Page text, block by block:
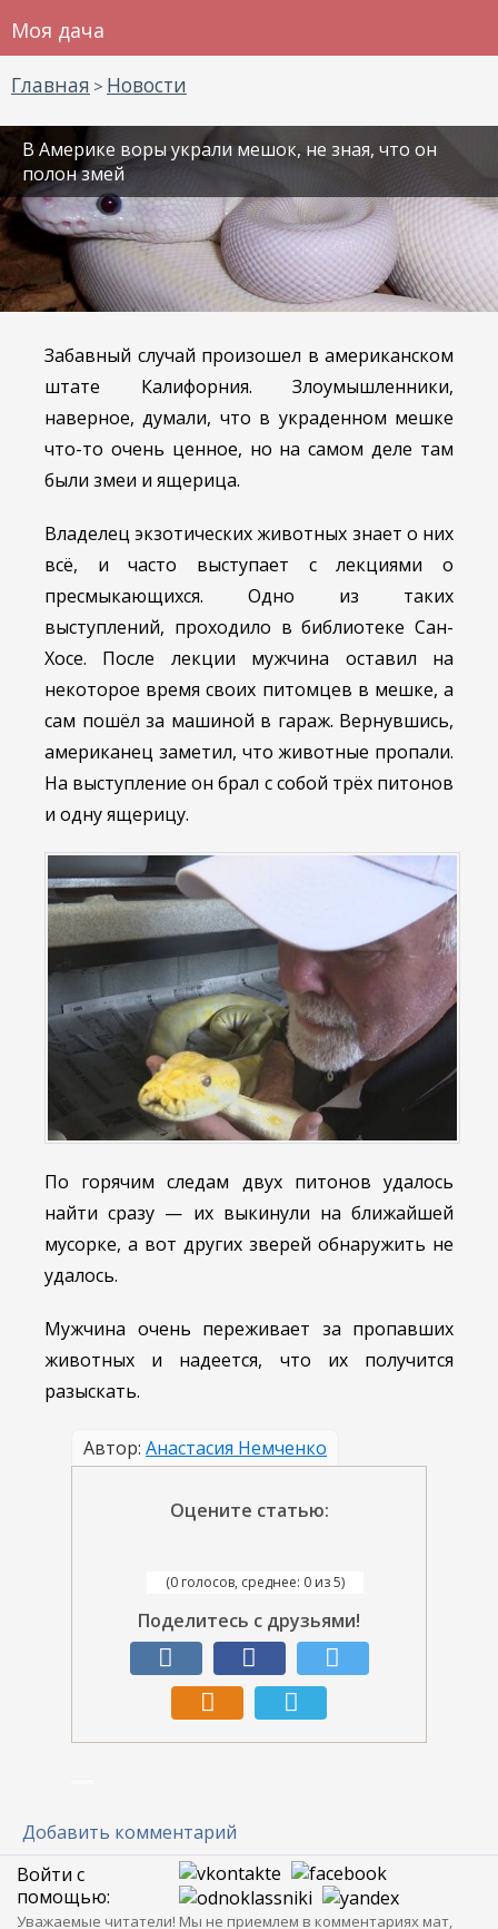
Моя дача
Главная > Новости
В Америке воры украли мешок, не зная, что он
полон змей
Забавный случай произошел в американском
штате Калифорния. Злоумышленники,
наверное, думали, что в украденном мешке
что-то очень ценное, но на самом деле там
были змеи и ящерица.
Владелец экзотических животных знает о них
всё, и часто выступает с лекциями о
пресмыкающихся. Одно из таких
выступлений, проходило в библиотеке Сан-
Хосе. После лекции мужчина оставил на
некоторое время своих питомцев в мешке, а
сам пошёл за машиной в гараж. Вернувшись,
американец заметил, что животные пропали.
На выступление он брал с собой трёх питонов
и одну ящерицу.
По горячим следам двух питонов удалось
найти сразу — их выкинули на ближайшей
мусорке, а вот других зверей обнаружить не
удалось.
Мужчина очень переживает за пропавших
животных и надеется, что их получится
разыскать.
Автор: Анастасия Немченко
Оцените статью:
(0 голосов, среднее: 0 из 5)
Поделитесь с друзьями!
Добавить комментарий
Войти с
помощью:
Уважаемые читатели! Мы не приемлем в комментариях мат,